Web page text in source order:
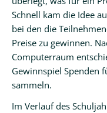
Schnell kam die Idee
bei den die
Preise zu gewinnen.
Computerraum
Gewinnspiel Spenden
sammeln.
Im Verlauf des